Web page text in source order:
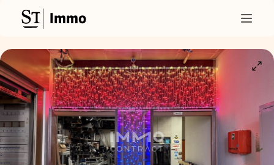
Immo